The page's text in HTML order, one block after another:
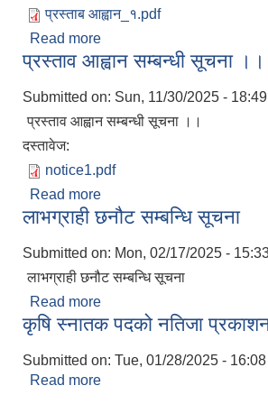
प्रस्ताब आह्वान_१.pdf
Read more
प्रस्ताव आह्वान सम्बन्धी सूचना ।।
Submitted on: Sun, 11/30/2025 - 18:49
प्रस्ताव आह्वान सम्बन्धी सूचना ।।
दस्तावेज:
notice1.pdf
Read more
लाभग्राही छनौट सम्बन्धि सूचना
Submitted on: Mon, 02/17/2025 -
लाभग्राही छनौट सम्बन्धि सूचना
Read more
कृषि स्नातक पदको नतिजा
Submitted on: Tue, 01/28/2025 - 16:08
Read more